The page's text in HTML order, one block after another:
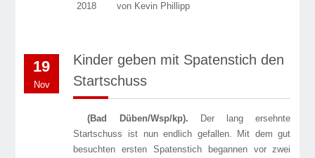
2018 von Kevin Phillipp
19
Nov
Kinder geben mit Spatenstich den
Startschuss
(Bad Düben/Wsp/kp). Der lang ersehnte
Startschuss ist nun endlich gefallen. Mit dem gut
besuchten ers­ten Spatenstich begannen vor zwei